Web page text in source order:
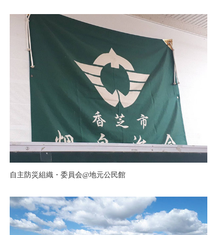
自主防災組織・委員会@地元公民館